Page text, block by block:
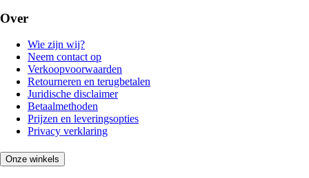
Over
Wie zijn wij?
Neem contact op
Verkoopvoorwaarden
Retourneren en terugbetalen
Juridische disclaimer
Betaalmethoden
Prijzen en leveringsopties
Privacy verklaring
Onze winkels